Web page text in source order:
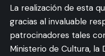
La realización de esta
gracias al invaluable
patrocinadores tales
Ministerio de Cultura, la